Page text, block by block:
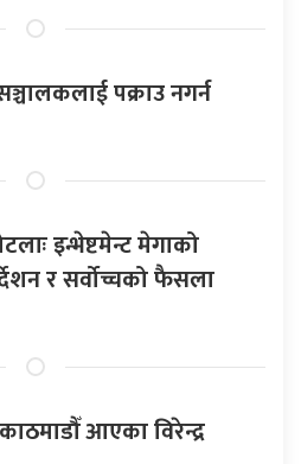
पक्राउ नगर्न
इन्भेष्टमेन्ट मेगाको
र सर्वोच्चको फैसला
आएका विरेन्द्र